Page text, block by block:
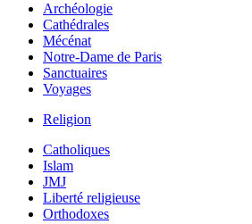
Archéologie
Cathédrales
Mécénat
Notre-Dame de Paris
Sanctuaires
Voyages
Religion
Catholiques
Islam
JMJ
Liberté religieuse
Orthodoxes